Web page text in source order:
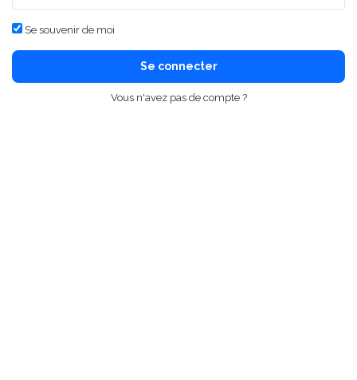
Se souvenir de moi
Se connecter
Vous n'avez pas de compte ?